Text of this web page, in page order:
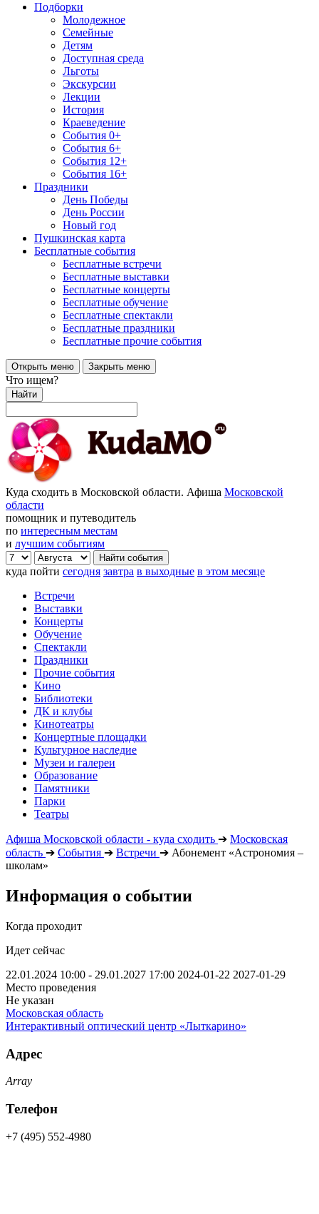
Подборки
Молодежное
Семейные
Детям
Доступная среда
Льготы
Экскурсии
Лекции
История
Краеведение
События 0+
События 6+
События 12+
События 16+
Праздники
День Победы
День России
Новый год
Пушкинская карта
Бесплатные события
Бесплатные встречи
Бесплатные выставки
Бесплатные концерты
Бесплатные обучение
Бесплатные спектакли
Бесплатные праздники
Бесплатные прочие события
Открыть меню Закрыть меню
Что ищем?
Найти
Куда сходить в Московской области. Афиша Московской
области
помощник и путеводитель
по интересным местам
и лучшим событиям
куда пойти сегодня завтра в выходные в этом месяце
Встречи
Выставки
Концерты
Обучение
Спектакли
Праздники
Прочие события
Кино
Библиотеки
ДК и клубы
Кинотеатры
Концертные площадки
Культурное наследие
Музеи и галереи
Образование
Памятники
Парки
Театры
Афиша Московской области - куда сходить ➔ Московская
область ➔ События ➔ Встречи ➔ Абонемент «Астрономия –
школам»
Информация о событии
Когда проходит
Идет сейчас
22.01.2024 10:00 - 29.01.2027 17:00 2024-01-22 2027-01-29
Место проведения
Не указан
Московская область
Интерактивный оптический центр «Лыткарино»
Адрес
Array
Телефон
+7 (495) 552-4980